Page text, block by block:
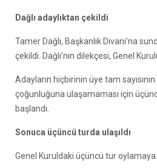
Dağlı adaylıktan çekildi
Tamer Dağlı, Başkanlık Divanı’na
çekildi. Dağlı’nın dilekçesi, Genel
Adayların hiçbirinin üye tam
çoğunluğuna ulaşamaması için
başlandı.
Sonuca üçüncü turda ulaşıldı
Genel Kuruldaki üçüncü tur oylamaya